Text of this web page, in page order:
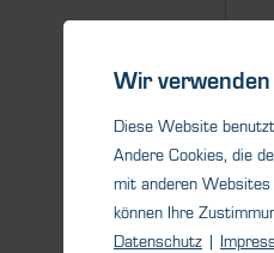
Wir verwenden
Diese Website
Andere Cookies, die
mit anderen Websites
können Ihre
Datenschutz |